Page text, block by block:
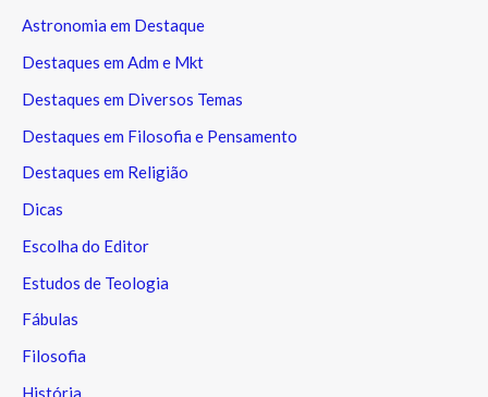
Astronomia em Destaque
Destaques em Adm e Mkt
Destaques em Diversos Temas
Destaques em Filosofia e Pensamento
Destaques em Religião
Dicas
Escolha do Editor
Estudos de Teologia
Fábulas
Filosofia
História